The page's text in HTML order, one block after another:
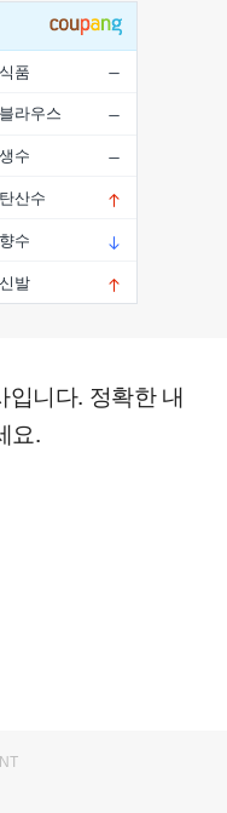
입니다. 정확한 내
요.